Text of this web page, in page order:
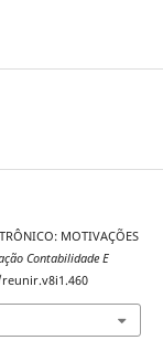
MOTIVAÇÕES
Contabilidade E